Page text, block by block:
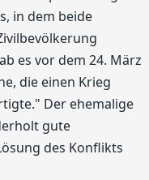
in dem beide
es vor dem 24. März
die einen Krieg
Der ehemalige
gute
des Konflikts